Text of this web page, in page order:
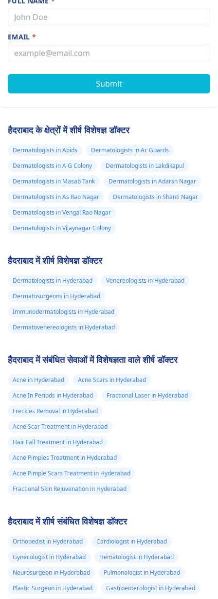
EMAIL*
Submit
हैदराबाद के क्षेत्रों में शीर्ष विशेषज्ञ डॉक्टर
Dermatologists in Abids
Dermatologists in Ac Guards
Dermatologists in A G Colony
Dermatologists in Lakdikapul
Dermatologists in Masab Tank
Dermatologists in Adarsh Nagar
Dermatologists in As Rao Nagar
Dermatologists in Shanti Nagar
Dermatologists in Vengal Rao Nagar
Dermatologists in Vijaynagar Colony
हैदराबाद में शीर्ष विशेषज्ञ डॉक्टर
Dermatologists in Hyderabad
Venereologists in Hyderabad
Dermatosurgeons in Hyderabad
Immunodermatologists in Hyderabad
Dermatovenereologists in Hyderabad
हैदराबाद में संबंधित सेवाओं में विशेषज्ञता वाले शीर्ष डॉक्टर
Acne in Hyderabad
Acne Scars in Hyderabad
Acne In Periods in Hyderabad
Fractional Laser in Hyderabad
Freckles Removal in Hyderabad
Acne Scar Treatment in Hyderabad
Hair Fall Treatment in Hyderabad
Acne Pimples Treatment in Hyderabad
Acne Pimple Scars Treatment in Hyderabad
Fractional Skin Rejuvenation in Hyderabad
हैदराबाद में शीर्ष संबंधित विशेषज्ञ डॉक्टर
Orthopedist in Hyderabad
Cardiologist in Hyderabad
Gynecologist in Hyderabad
Hematologist in Hyderabad
Neurosurgeon in Hyderabad
Pulmonologist in Hyderabad
Plastic Surgeon in Hyderabad
Gastroenterologist in Hyderabad